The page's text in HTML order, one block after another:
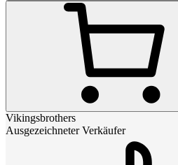
Vikingsbrothers
Ausgezeichneter Verkäufer